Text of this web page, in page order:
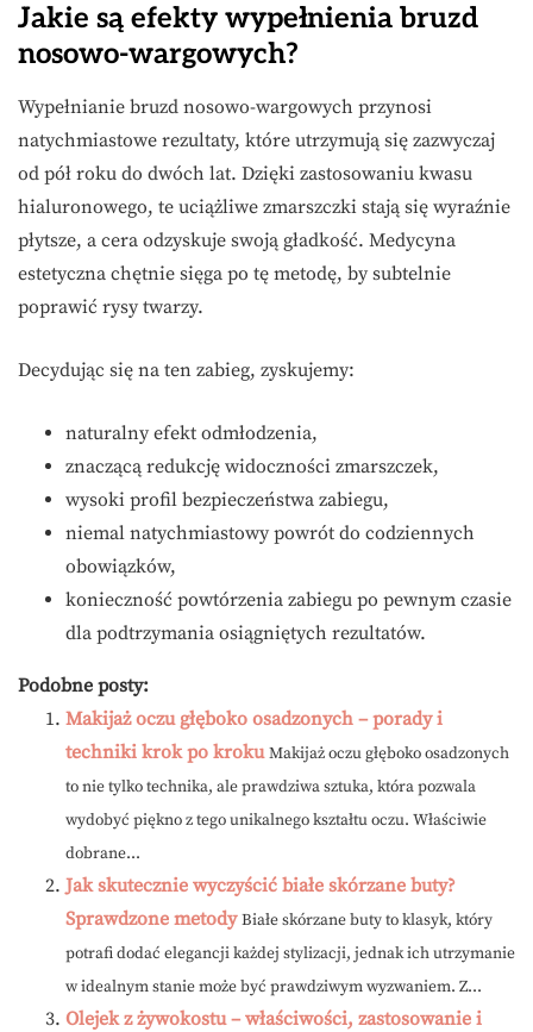
Jakie są efekty wypełnienia bruzd
nosowo-wargowych?
Wypełnianie bruzd nosowo-wargowych przynosi
natychmiastowe rezultaty, które utrzymują się zazwyczaj
od pół roku do dwóch lat. Dzięki zastosowaniu kwasu
hialuronowego, te uciążliwe zmarszczki stają się wyraźnie
płytsze, a cera odzyskuje swoją gładkość. Medycyna
estetyczna chętnie sięga po tę metodę, by subtelnie
poprawić rysy twarzy.
Decydując się na ten zabieg, zyskujemy:
naturalny efekt odmłodzenia,
znaczącą redukcję widoczności zmarszczek,
wysoki profil bezpieczeństwa zabiegu,
niemal natychmiastowy powrót do codziennych
obowiązków,
konieczność powtórzenia zabiegu po pewnym czasie
dla podtrzymania osiągniętych rezultatów.
Podobne posty:
Makijaż oczu głęboko osadzonych – porady i
techniki krok po kroku Makijaż oczu głęboko osadzonych
to nie tylko technika, ale prawdziwa sztuka, która pozwala
wydobyć piękno z tego unikalnego kształtu oczu. Właściwie
dobrane...
Jak skutecznie wyczyścić białe skórzane buty?
Sprawdzone metody Białe skórzane buty to klasyk, który
potrafi dodać elegancji każdej stylizacji, jednak ich utrzymanie
w idealnym stanie może być prawdziwym wyzwaniem. Z...
Olejek z żywokostu – właściwości, zastosowanie i